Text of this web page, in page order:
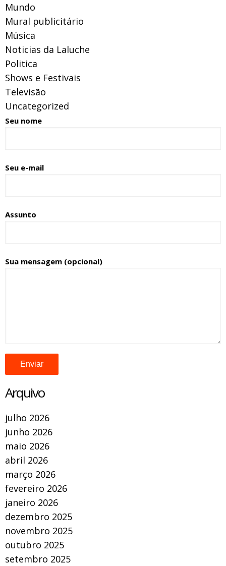
Mundo
Mural publicitário
Música
Noticias da Laluche
Politica
Shows e Festivais
Televisão
Uncategorized
Seu nome
Seu e-mail
Assunto
Sua mensagem (opcional)
Arquivo
julho 2026
junho 2026
maio 2026
abril 2026
março 2026
fevereiro 2026
janeiro 2026
dezembro 2025
novembro 2025
outubro 2025
setembro 2025